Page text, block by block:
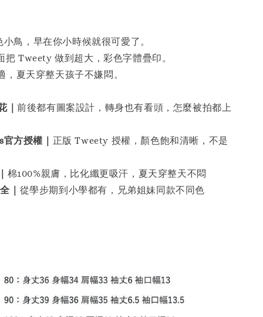
鳥，早在你小時候就很可愛了。
把 Tweety 做到超大，彩色字體疊印。
，夏天穿整天孩子不嫌悶。
｜前後都有圖案設計，轉身也有看頭，怎麼被拍都上
方授權｜ 正版 Tweety 授權，顏色飽和清晰，不是
棉100%親膚，比化纖更吸汗，夏天穿整天不悶
｜ 從學步期到小學都有，兄弟姐妹同款不同色